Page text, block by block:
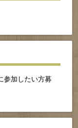
参加したい方募